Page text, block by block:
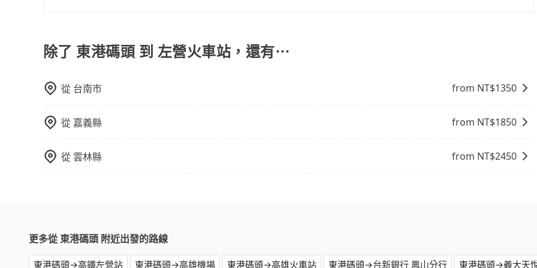
計算延遲費用，最終價格通常要下車時才知。價格比包車貴。 白牌車：通常價格較包車便宜，但司機素質、品質
不一，如行程有問題，事後無法提供客服申訴處理。
除了 東港碼頭 到 左營火車站，還有⋯
從 台南市 from NT$1350
從 嘉義縣 from NT$1850
從雲林縣 from NT$2450
更多從 東港碼頭 附近出發的路線
東港碼頭→高鐵左營站 東港碼頭→高雄機場 東港碼頭→高雄火車站 東港碼頭→台新銀行 鳳山分行 東港碼頭→義大天